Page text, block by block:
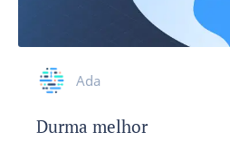
Ada
Durma melhor